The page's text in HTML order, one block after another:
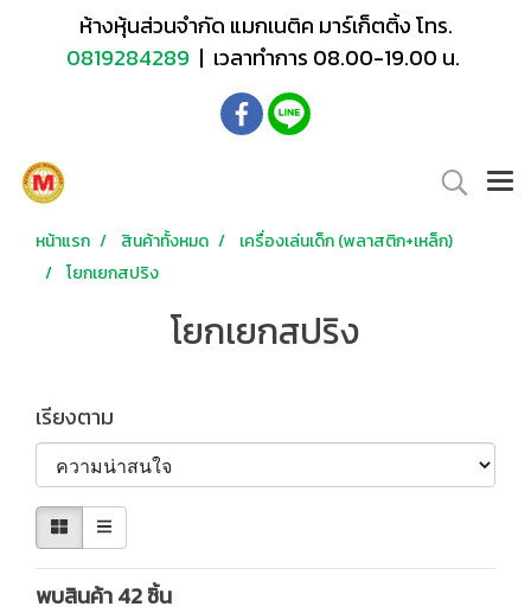
ห้างหุ้นส่วนจำกัด แมกเนติค มาร์เก็ตติ้ง โทร.
0819284289 | เวลาทำการ 08.00-19.00 น.
หน้าแรก สินค้าทั้งหมด
เครื่องเล่นเด็ก (พลาสติก+เหล็ก)
โยกเยกสปริง
โยกเยกสปริง
เรียงตาม
พบสินค้า 42 ชิ้น